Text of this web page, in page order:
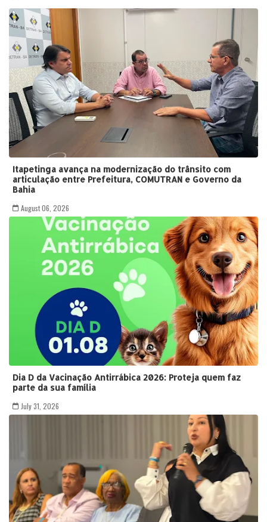
Itapetinga avança na modernização do trânsito com
articulação entre Prefeitura, COMUTRAN e Governo da
Bahia
August 06, 2026
Dia D da Vacinação Antirrábica 2026: Proteja quem faz
parte da sua família
July 31, 2026